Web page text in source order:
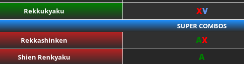
Rekkukyaku
XV
SUPER COMBOS
Rekkashinken
AX
Shien Renkyaku
A